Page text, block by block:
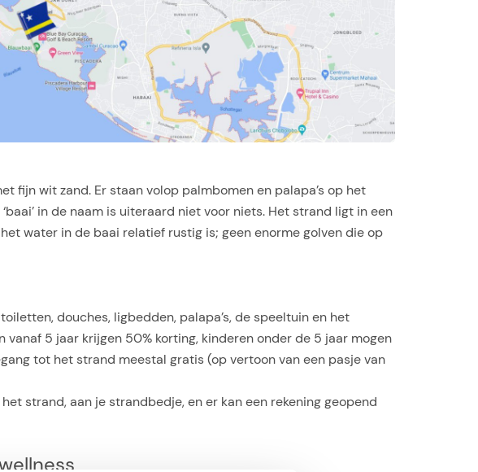
fijn wit zand. Er staan volop palmbomen en palapa’s op het
in de naam is uiteraard niet voor niets. Het strand ligt in een
water in de baai relatief rustig is; geen enorme golven die op
douches, ligbedden, palapa’s, de speeltuin en het
5 jaar krijgen 50% korting, kinderen onder de 5 jaar mogen
tot het strand meestal gratis (op vertoon van een pasje van
strand, aan je strandbedje, en er kan een rekening geopend